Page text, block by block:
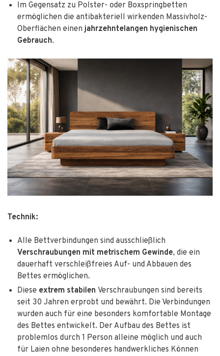
Im Gegensatz zu Polster- oder Boxspringbetten
ermöglichen die antibakteriell wirkenden Massivholz-
Oberflächen einenjahrzehntelangen hygienischen
Gebrauch.
Technik:
Alle Bettverbindungen sind ausschließlich
Verschraubungen mit metrischem Gewinde, die ein
dauerhaft verschleißfreies Auf- und Abbauen des
Bettes ermöglichen.
Diese extrem stabilen Verschraubungen sind bereits
seit 30 Jahren erprobt und bewährt. Die Verbindungen
wurden auch für eine besonders komfortable Montage
des Bettes entwickelt. Der Aufbau des Bettes ist
problemlos durch 1 Person alleine möglich und auch
für Laien ohne besonderes handwerkliches Können